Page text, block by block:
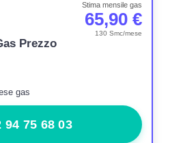
Prezzo
Stima mensile gas
65,90 €
130 Smc/mese
gas
94 75 68 03